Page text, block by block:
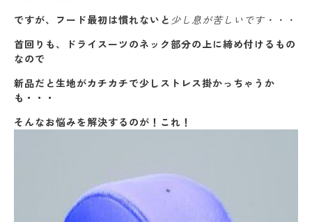
ですが、フード最初は慣れないと 少し息が苦しいです・・・
首回りも、ドライスーツのネック部分の上に締め付けるもの
なので
新品だと生地がカチカチで少しストレス掛かっちゃうか
も・・・
そんなお悩みを解決するのが！これ！